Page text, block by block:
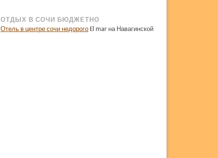
ОТДЫХ В СОЧИ БЮДЖЕТНО
Отель в центре сочи недорого El mar на Навагинской